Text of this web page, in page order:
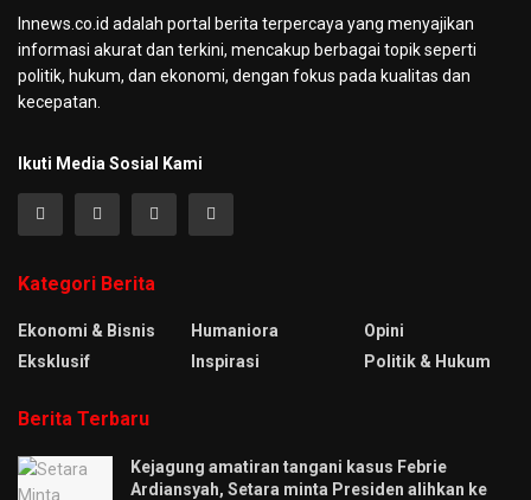
Innews.co.id adalah portal berita terpercaya yang menyajikan
informasi akurat dan terkini, mencakup berbagai topik seperti
politik, hukum, dan ekonomi, dengan fokus pada kualitas dan
kecepatan.
Ikuti Media Sosial Kami
Kategori Berita
Ekonomi & Bisnis
Eksklusif
Humaniora
Inspirasi
Opini
Politik & Hukum
Berita Terbaru
Kejagung amatiran tangani kasus Febrie
Ardiansyah, Setara minta Presiden alihkan ke